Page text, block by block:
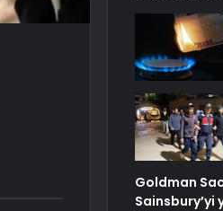
Goldman
Sainsbury’yi